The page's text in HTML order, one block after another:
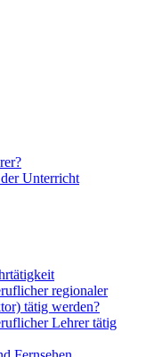
Unterricht
regionaler
tätig werden?
Lehrer tätig